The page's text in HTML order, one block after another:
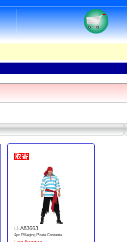
LLA83663
4pc Pillaging Pirate Costume